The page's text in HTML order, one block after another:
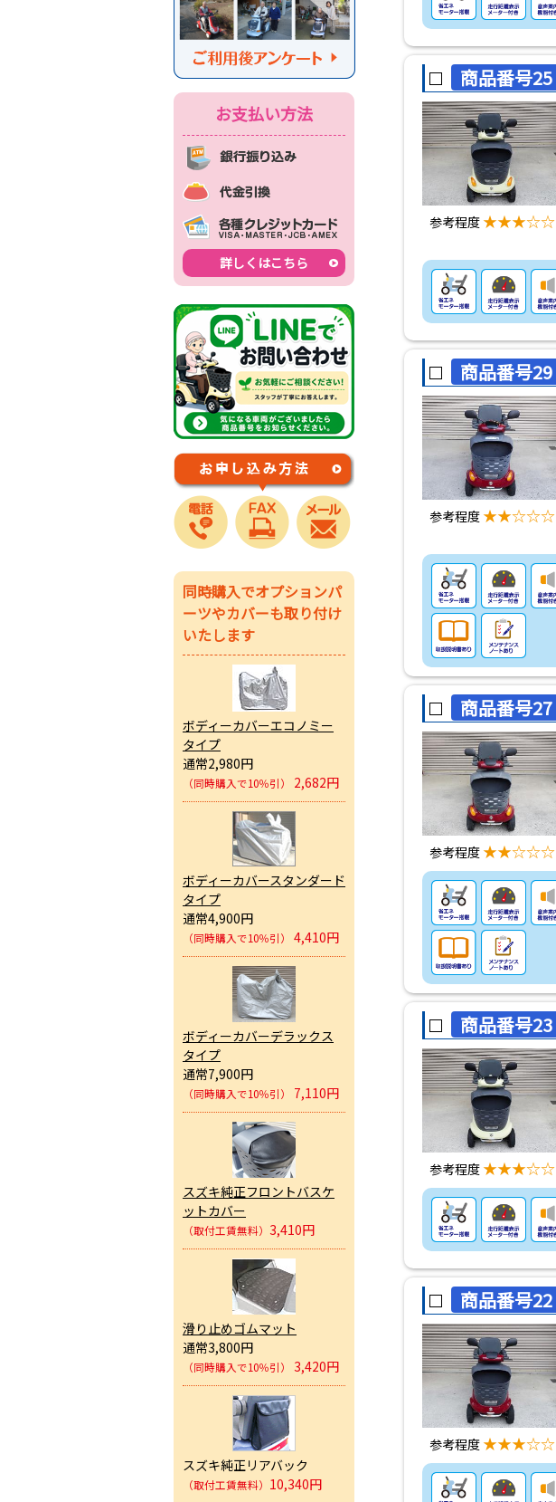
商品番号25
参考程度 ★★★☆☆
商品番号29
参考程度 ★★☆☆☆
商品番号27
参考程度 ★★☆☆☆
商品番号23
参考程度 ★★★☆☆
商品番号22
参考程度 ★★★☆☆
お支払い方法
詳しくはこちら
同時購入でオプションパ
ーツやカバーも取り付け
いたします
ボディーカバーエコノミー
タイプ
通常2,980円
（同時購入で10％引） 2,682円
ボディーカバースタンダード
タイプ
通常4,900円
（同時購入で10％引） 4,410円
ボディーカバーデラックス
タイプ
通常7,900円
（同時購入で10％引） 7,110円
スズキ純正フロントバスケ
ットカバー
（取付工賃無料） 3,410円
滑り止めゴムマット
通常3,800円
（同時購入で10％引） 3,420円
スズキ純正リアバック
（取付工賃無料） 10,340円